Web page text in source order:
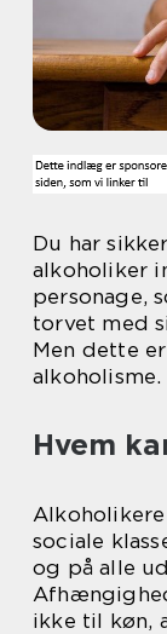
Du har
alkoholiker
personage,
torvet med
Men dette
alkoholisme.
Hvem
sociale
og på alle
ikke til køn,